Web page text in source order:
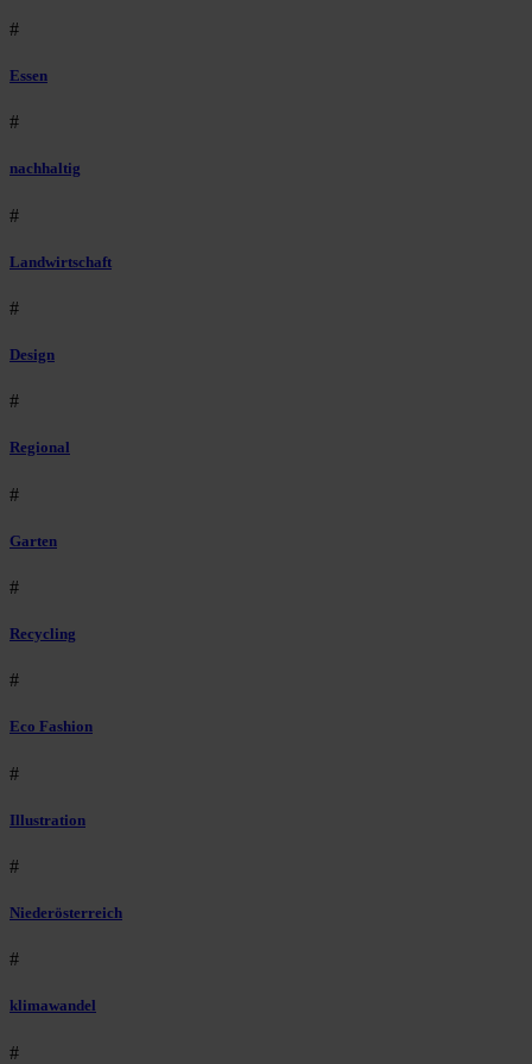
#
Essen
#
nachhaltig
#
Landwirtschaft
#
Design
#
Regional
#
Garten
#
Recycling
#
Eco Fashion
#
Illustration
#
Niederösterreich
#
klimawandel
#